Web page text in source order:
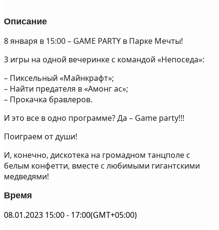
Описание
8 января в 15:00 – GAME PARTY в Парке Мечты!
3 игры на одной вечеринке с командой «Непоседа»:
– Пиксельный «Майнкрафт»;
– Найти предателя в «Амонг ас»;
– Прокачка бравлеров.
И это все в одно программе? Да – Game party!!!
Поиграем от души!
И, конечно, дискотека на громадном танцполе с
белым конфетти, вместе с любимыми гигантскими
медведями!
Время
08.01.2023 15:00- 17:00(GMT+05:00)